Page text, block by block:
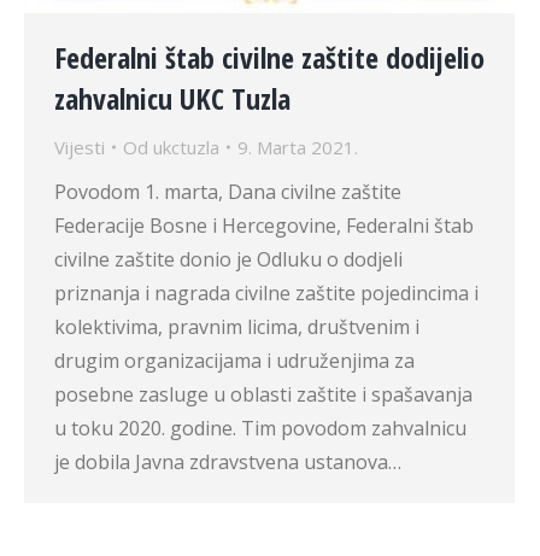
Federalni štab civilne zaštite dodijelio
zahvalnicu UKC Tuzla
Vijesti Od ukctuzla 9. Marta 2021.
Povodom 1. marta, Dana civilne zaštite
Federacije Bosne i Hercegovine, Federalni štab
civilne zaštite donio je Odluku o dodjeli
priznanja i nagrada civilne zaštite pojedincima i
kolektivima, pravnim licima, društvenim i
drugim organizacijama i udruženjima za
posebne zasluge u oblasti zaštite i spašavanja
u toku 2020. godine. Tim povodom zahvalnicu
je dobila Javna zdravstvena ustanova…